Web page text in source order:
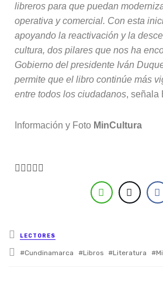
libreros para que puedan
operativa y comercial. Con esta
apoyando la reactivación y la
cultura, dos pilares que nos ha
Gobierno del presidente Iván
permite que el libro continúe más
entre todos los ciudadanos, señala
Información y Foto MinCultura

Posted in
LECTORES
Tagged with
Cundinamarca Libros Literatura